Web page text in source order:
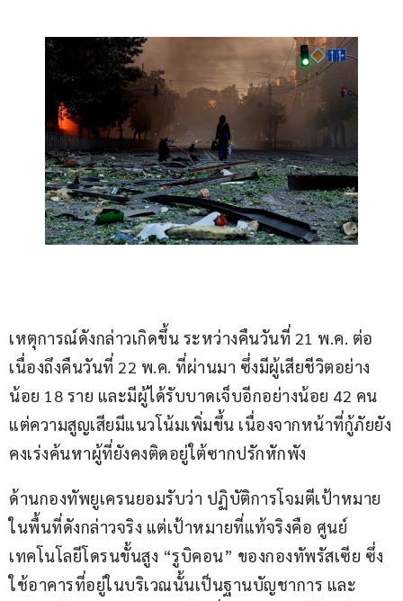
เหตุการณ์ดังกล่าวเกิดขึ้น ระหว่างคืนวันที่ 21 พ.ค. ต่อ
เนื่องถึงคืนวันที่ 22 พ.ค. ที่ผ่านมา ซึ่งมีผู้เสียชีวิตอย่าง
น้อย 18 ราย และมีผู้ได้รับบาดเจ็บอีกอย่างน้อย 42 คน
แต่ความสูญเสียมีแนวโน้มเพิ่มขึ้น เนื่องจากหน้าที่กู้ภัยยัง
คงเร่งค้นหาผู้ที่ยังคงติดอยู่ใต้ซากปรักหักพัง
ด้านกองทัพยูเครนยอมรับว่า ปฏิบัติการโจมตีเป้าหมาย
ในพื้นที่ดังกล่าวจริง แต่เป้าหมายที่แท้จริงคือ ศูนย์
เทคโนโลยีโดรนขั้นสูง “รูบิคอน” ของกองทัพรัสเซีย ซึ่ง
ใช้อาคารที่อยู่ในบริเวณนั้นเป็นฐานบัญชาการ และ